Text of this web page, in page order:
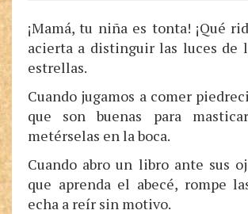
¡Mamá, tu niña es tonta! ¡Qué
acierta a distinguir las luces de
estrellas.
Cuando jugamos a comer
que son buenas para
metérselas en la boca.
Cuando abro un libro ante sus
que aprenda el abecé, rompe
echa a reír sin motivo.